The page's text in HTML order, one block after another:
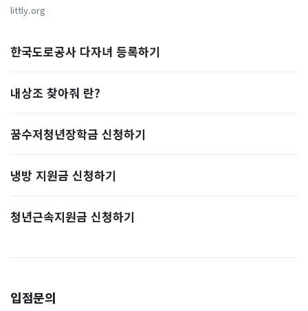
littly.org
한국도로공사 다자녀 등록하기
내상조 찾아줘 란?
꿈수저청년장학금 신청하기
냉방 지원금 신청하기
청년근속지원금 신청하기
입점문의